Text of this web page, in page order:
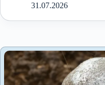
31.07.2026